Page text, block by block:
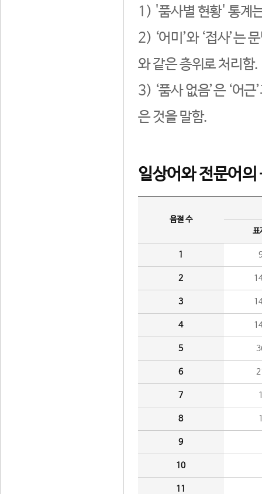
1) '품사별 현황' 통계
2) ‘어미’와 ‘접사’는
와 같은 층위로 처리함.
3) ‘품사 없음’은 ‘어
은 것을 말함.
일상어와 전문어의
음절 수
표
1
2
3
4
5
6
7
8
9
10
11